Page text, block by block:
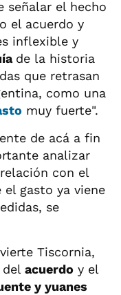
señalar el hecho
el acuerdo y
inflexible y
de la historia
que retrasan
como una
muy fuerte".
de acá a fin
analizar
con el
gasto ya viene
se
Tiscornia,
del acuerdo y el
y yuanes